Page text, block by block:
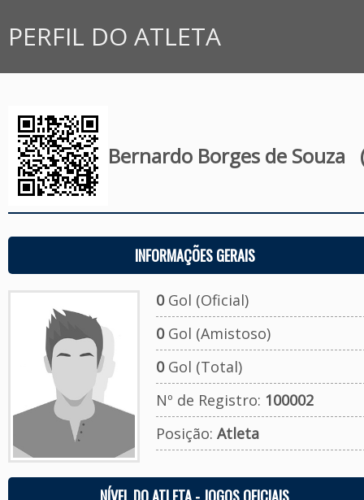
PERFIL DO ATLETA
Bernardo Borges de Souza
INFORMAÇÕES GERAIS
0Gol (Oficial)
0Gol (Amistoso)
0Gol (Total)
Nº de Registro: 100002
Posição: Atleta